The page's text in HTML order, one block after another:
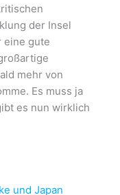
der Insel
eine gute
mehr von
Es muss ja
es nun wirklich
und Japan